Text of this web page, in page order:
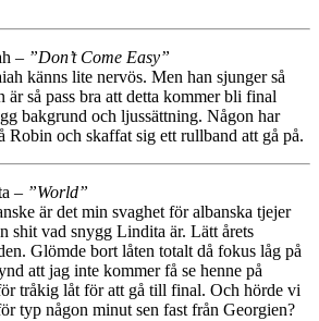
– ”Don’t Come Easy”
känns lite nervös. Men han sjunger så
är så pass bra att detta kommer bli final
bakgrund och ljussättning. Någon har
Robin och skaffat sig ett rullband att gå på.
– ”World”
är det min svaghet för albanska tjejer
shit vad snygg Lindita är. Lätt årets
Glömde bort låten totalt då fokus låg på
att jag inte kommer få se henne på
tråkig låt för att gå till final. Och hörde vi
typ någon minut sen fast från Georgien?